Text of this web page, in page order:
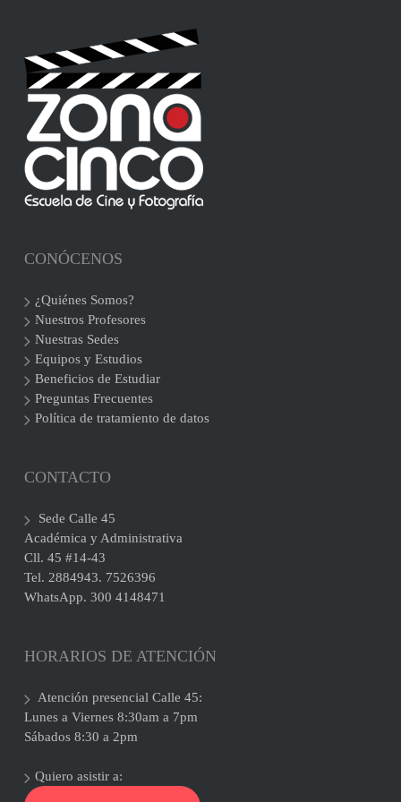
CONÓCENOS
¿Quiénes Somos?
Nuestros Profesores
Nuestras Sedes
Equipos y Estudios
Beneficios de Estudiar
Preguntas Frecuentes
Política de tratamiento de datos
CONTACTO
Sede Calle 45
Académica y Administrativa
Cll. 45 #14-43
Tel. 2884943. 7526396
WhatsApp. 300 4148471
HORARIOS DE ATENCIÓN
Atención presencial Calle 45:
Lunes a Viernes 8:30am a 7pm
Sábados 8:30 a 2pm
Quiero asistir a: